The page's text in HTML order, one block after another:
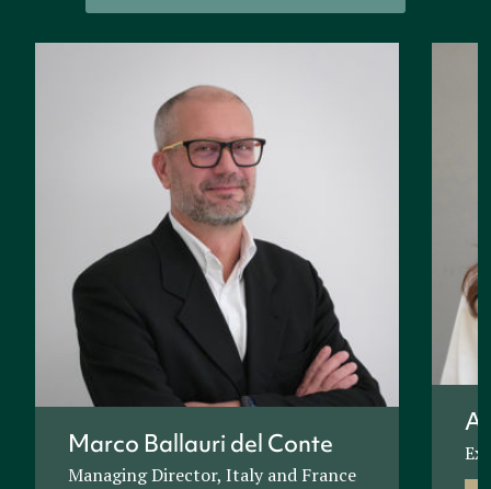
Marco Ballauri del Conte
Managing Director, Italy and France